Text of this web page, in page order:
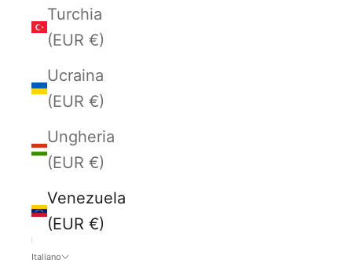
Turchia
(EUR €)
Ucraina
(EUR €)
Ungheria
(EUR €)
Venezuela
(EUR €)
Italiano